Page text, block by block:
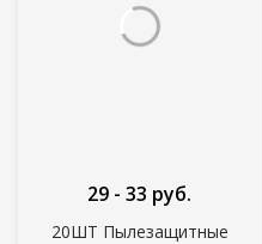
20ШТ Пылезащитные
29 - 33 руб.